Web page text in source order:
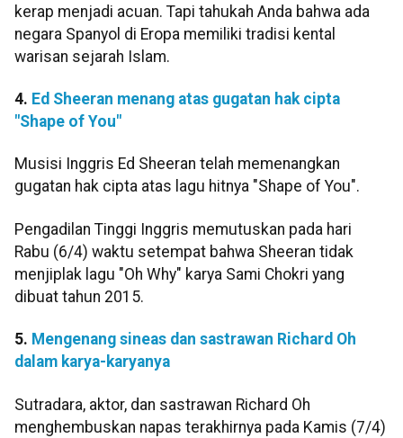
kerap menjadi acuan. Tapi tahukah Anda bahwa ada
negara Spanyol di Eropa memiliki tradisi kental
warisan sejarah Islam.
4. Ed Sheeran menang atas gugatan hak cipta
"Shape of You"
Musisi Inggris Ed Sheeran telah memenangkan
gugatan hak cipta atas lagu hitnya "Shape of You".
Pengadilan Tinggi Inggris memutuskan pada hari
Rabu (6/4) waktu setempat bahwa Sheeran tidak
menjiplak lagu "Oh Why" karya Sami Chokri yang
dibuat tahun 2015.
5. Mengenang sineas dan sastrawan Richard Oh
dalam karya-karyanya
Sutradara, aktor, dan sastrawan Richard Oh
menghembuskan napas terakhirnya pada Kamis (7/4)